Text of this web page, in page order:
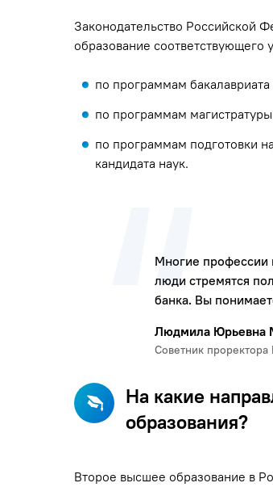
Законодательство Российской
образование соответствующего
по программам
по программам
по программам подготовки
кандидата наук.
Многие профессии
люди стремятся
банка. Вы
Людмила Юрьевна
Советник
На какие
образования?
Второе высшее образование в